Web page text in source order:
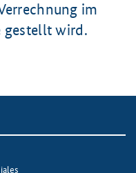
im
gestellt wird.